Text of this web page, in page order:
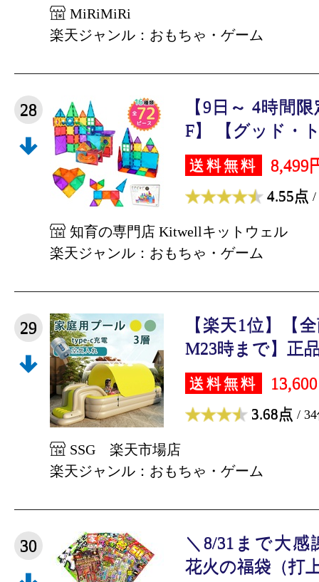
MiRiMiRi
楽天ジャンル：おもちゃ・ゲーム
28
【9日～ 4時間
F】 【グッド・
送料無料 8,499
4.55点 /
知育の専門店 Kitwellキットウェル
楽天ジャンル：おもちゃ・ゲーム
29
【楽天1位】【
M23時まで】正
送料無料
3.68点 /
SSG 楽天市場店
楽天ジャンル：おもちゃ・ゲーム
30
＼8/31まで大
花火の福袋（打